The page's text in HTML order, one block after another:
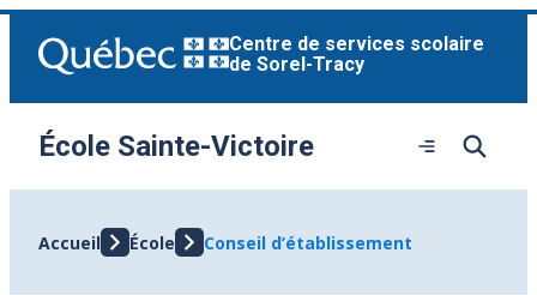
Aller
contenu
Centre de services scolaire
de Sorel-Tracy
École Sainte-Victoire
Ouvrir
Accueil École Conseil d’établissement